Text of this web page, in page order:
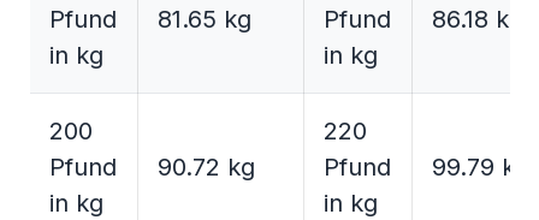
Pfund
in kg
81.65 kg
Pfund
in kg
86.18 kg
200
Pfund
in kg
90.72 kg
220
Pfund
in kg
99.79 kg